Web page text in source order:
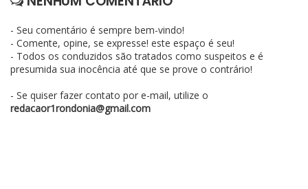
- Seu comentário é sempre bem-vindo!
- Comente, opine, se expresse! este espaço é seu!
- Todos os conduzidos são tratados como suspeitos e é
presumida sua inocência até que se prove o contrário!
- Se quiser fazer contato por e-mail, utilize o
redacaor1rondonia@gmail.com